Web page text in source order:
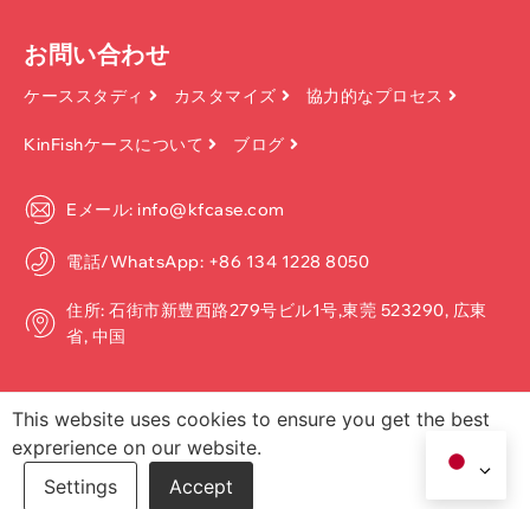
お問い合わせ
ケーススタディ カスタマイズ 協力的なプロセス
KinFishケースについて ブログ
Eメール: info@kfcase.com
電話/WhatsApp: +86 134 1228 8050
住所: 石街市新豊西路279号ビル1号,東莞 523290, 広東
省, 中国
著作権 ©2026, Dongguan Kinfish Technology Co.、Ltd. 無断転載を禁
じます.
This website uses cookies to ensure you get the best
exprerience on our website.